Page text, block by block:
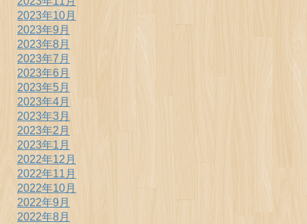
2023年10月
2023年9月
2023年8月
2023年7月
2023年6月
2023年5月
2023年4月
2023年3月
2023年2月
2023年1月
2022年12月
2022年11月
2022年10月
2022年9月
2022年8月